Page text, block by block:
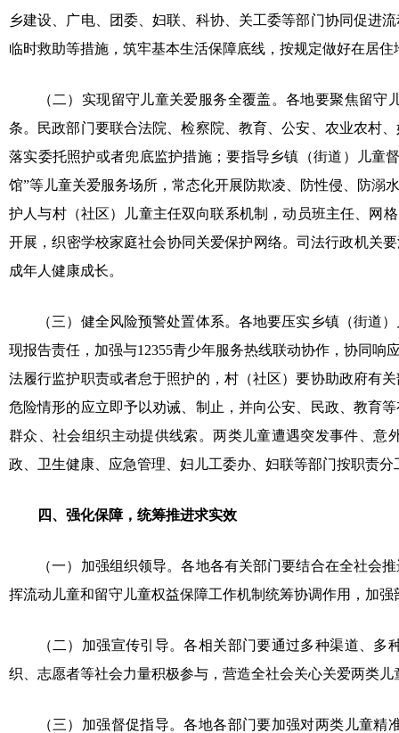
乡建设、广电、团委、妇联、科协、关工委等部门协同促进
临时救助等措施，筑牢基本生活保障底线，按规定做好在居
（二）实现留守儿童关爱服务全覆盖。各地要聚焦留
条。民政部门要联合法院、检察院、教育、公安、农业农村
落实委托照护或者兜底监护措施；要指导乡镇（街道）儿童
馆”等儿童关爱服务场所，常态化开展防欺凌、防性侵、防溺
护人与村（社区）儿童主任双向联系机制，动员班主任、网
开展，织密学校家庭社会协同关爱保护网络。司法行政机关
成年人健康成长。
（三）健全风险预警处置体系。各地要压实乡镇（街道
现报告责任，加强与12355青少年服务热线联动协作，协同
法履行监护职责或者怠于照护的，村（社区）要协助政府有
危险情形的应立即予以劝诫、制止，并向公安、民政、教育
群众、社会组织主动提供线索。两类儿童遭遇突发事件、
政、卫生健康、应急管理、妇儿工委办、妇联等部门按职责
四、强化保障，统筹推进求实效
（一）加强组织领导。各地各有关部门要结合在全社会
挥流动儿童和留守儿童权益保障工作机制统筹协调作用，加
（二）加强宣传引导。各相关部门要通过多种渠道、
织、志愿者等社会力量积极参与，营造全社会关心关爱两类儿
（三）加强督促指导。各地各部门要加强对两类儿童